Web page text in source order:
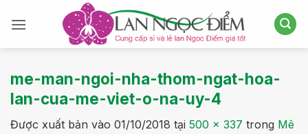
qua
me-man-ngoi-nha-thom-ngat-hoa-
lan-cua-me-viet-o-na-uy-4
Được xuất bản vào 01/10/2018 tại 500 × 337 trong Mê